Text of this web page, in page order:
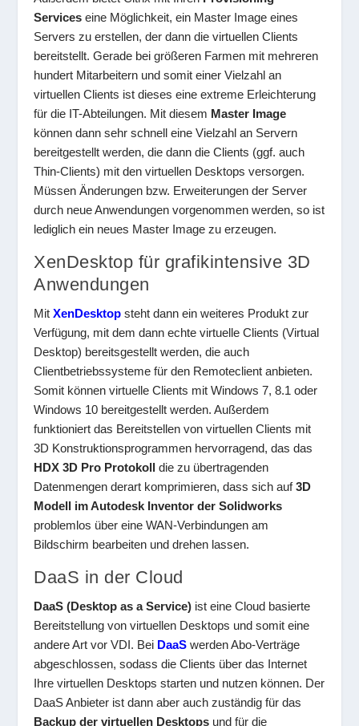
Services eine Möglichkeit, ein Master Image eines
Servers zu erstellen, der dann die virtuellen Clients
bereitstellt. Gerade bei größeren Farmen mit mehreren
hundert Mitarbeitern und somit einer Vielzahl an
virtuellen Clients ist dieses eine extreme Erleichterung
für die IT-Abteilungen. Mit diesem Master Image
können dann sehr schnell eine Vielzahl an Servern
bereitgestellt werden, die dann die Clients (ggf. auch
Thin-Clients) mit den virtuellen Desktops versorgen.
Müssen Änderungen bzw. Erweiterungen der Server
durch neue Anwendungen vorgenommen werden, so ist
lediglich ein neues Master Image zu erzeugen.
XenDesktop für grafikintensive 3D
Anwendungen
MitXenDesktop steht dann ein weiteres Produkt zur
Verfügung, mit dem dann echte virtuelle Clients (Virtual
Desktop) bereitsgestellt werden, die auch
Clientbetriebssysteme für den Remoteclient anbieten.
Somit können virtuelle Clients mit Windows 7, 8.1 oder
Windows 10 bereitgestellt werden. Außerdem
funktioniert das Bereitstellen von virtuellen Clients mit
3D Konstruktionsprogrammen hervorragend, das das
HDX 3D Pro Protokoll die zu übertragenden
Datenmengen derart komprimieren, dass sich auf3D
Modell im Autodesk Inventor der Solidworks
problemlos über eine WAN-Verbindungen am
Bildschirm bearbeiten und drehen lassen.
DaaS in der Cloud
DaaS (Desktop as a Service) ist eine Cloud basierte
Bereitstellung von virtuellen Desktops und somit eine
andere Art vor VDI. Bei DaaS werden Abo-Verträge
abgeschlossen, sodass die Clients über das Internet
Ihre virtuellen Desktops starten und nutzen können. Der
DaaS Anbieter ist dann aber auch zuständig für das
Backup der virtuellen Desktops und für die